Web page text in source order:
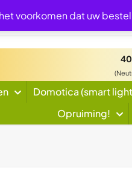
Domotica (smart
Opruiming!
voorkomen dat uw